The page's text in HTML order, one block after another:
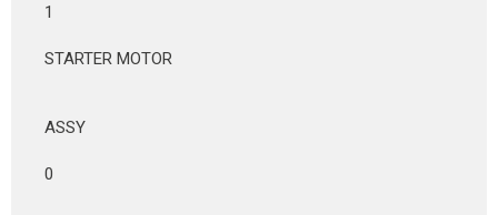
1
STARTER MOTOR
ASSY
0